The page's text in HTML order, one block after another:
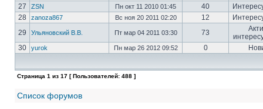
27
ZSN Пн окт 11 2010 01:45 40
28
zanoza867 Вс ноя 20 2011 02:20 12
29
Ульяновский В.В. Пт мар 04 2011 03:30 73
30
yurok Пн мар 26 2012 09:52 0
Страница 1 из 17 [ Пользователей: 488 ]
Список форумов